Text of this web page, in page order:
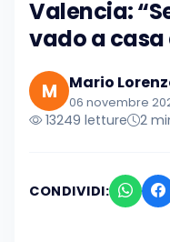
Valencia:
vado a casa
M Mario
06 novembre
13249 letture 2
CONDIVIDI: